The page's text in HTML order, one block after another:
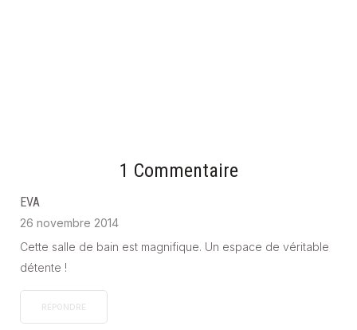
1 Commentaire
RÉPONDRE
EVA
26 novembre 2014
Cette salle de bain est magnifique. Un espace de véritable
détente !